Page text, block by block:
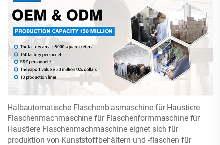
Halbautomatische Flaschenblasmaschine für Haustiere
Flaschenmachmaschine für Flaschenformmaschine für
Haustiere Flaschenmachmaschine eignet sich für
produktion von Kunststoffbehältern und -flaschen für